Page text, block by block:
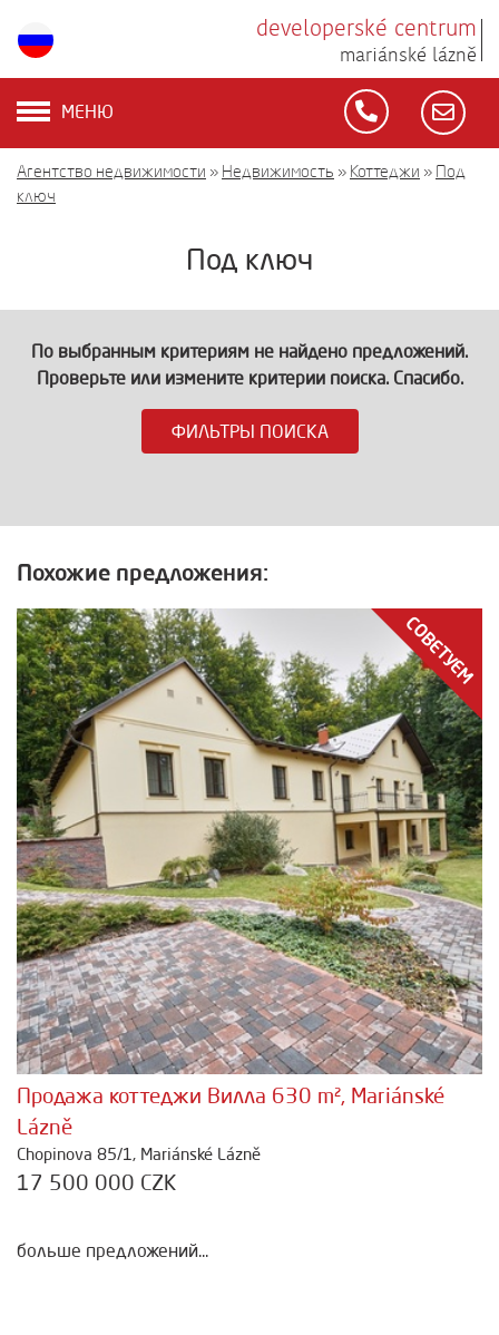
developerské centrum
mariánské lázně
МЕНЮ
Агентство недвижимости » Недвижимость » Коттеджи » Под
ключ
Под ключ
По выбранным критериям не найдено предложений.
Проверьте или измените критерии поиска. Спасибо.
ФИЛЬТРЫ ПОИСКА
Похожие предложения:
Продажа коттеджи Вилла 630 m², Mariánské
Lázně
Chopinova 85/1, Mariánské Lázně
17 500 000 CZK
СОВЕТУЕМ
больше предложений...